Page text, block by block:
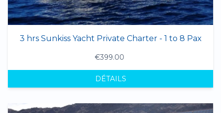
3 hrs Sunkiss Yacht Private Charter - 1 to 8 Pax
€399.00
DÉTAILS